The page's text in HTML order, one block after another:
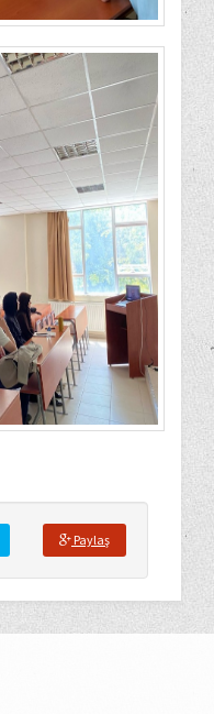
Paylaş